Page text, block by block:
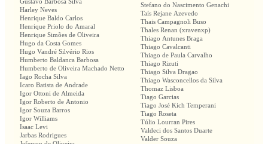
Gustavo Barbosa Silva
Harley Neves
Henrique Baldo Carlos
Henrique Priolo do Amaral
Henrique Simões de Oliveira
Hugo da Costa Gomes
Hugo Vandré Silvério Rios
Humberto Baldanca Barbosa
Humberto de Oliveira Machado Netto
Iago Rocha Silva
Icaro Batista de Andrade
Igor Ottoni de Almeida
Igor Roberto de Antonio
Igor Souza Barros
Igor Williams
Isaac Levi
Jarbas Rodrigues
Stefano do Nascimento Genachi
Taís Rejane Azevedo
Thais Campagnoli Buso
Thales Renan (xravenxp)
Thiago Antunes Braga
Thiago Cavalcanti
Thiago de Paula Carvalho
Thiago Rizuti
Thiago Silva Dragao
Thiago Wasconcellos da Silva
Thomaz Lisboa
Tiago Garcias
Tiago José Kich Temperani
Tiago Roseta
Túlio Lourran Pires
Valdeci dos Santos Duarte
Valder Souza